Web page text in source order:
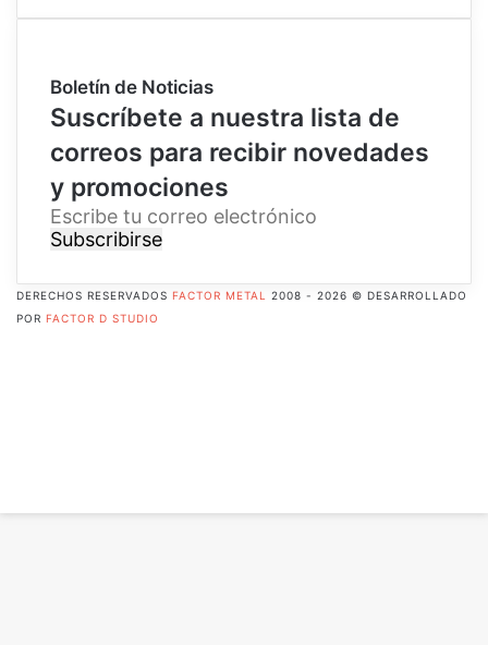
Boletín de Noticias
Suscríbete a nuestra lista de
correos para recibir novedades
y promociones
E
s
r
i
b
e
DERECHOS RESERVADOS FACTOR METAL
2008 - 2026 © DESARROLLADO
POR FACTOR D STUDIO